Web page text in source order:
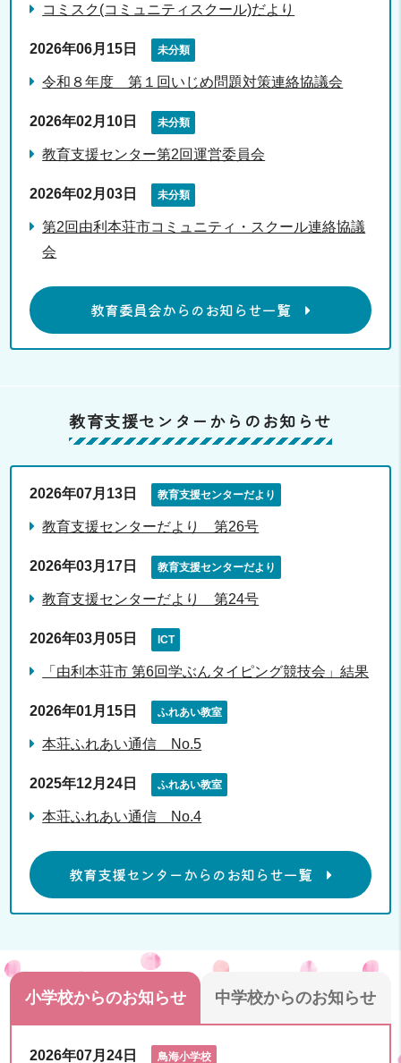
コミスク(コミュニティスクール)だより
2026年06月15日 未分類
令和８年度 第１回いじめ問題対策連絡協議会
2026年02月10日 未分類
教育支援センター第2回運営委員会
2026年02月03日 未分類
第2回由利本荘市コミュニティ・スクール連絡協議
会
教育委員会からのお知らせ一覧
教育支援センターからのお知らせ
2026年07月13日 教育支援センターだより
教育支援センターだより 第26号
2026年03月17日 教育支援センターだより
教育支援センターだより 第24号
2026年03月05日 ICT
「由利本荘市 第6回学ぶんタイピング競技会」結果
2026年01月15日 ふれあい教室
本荘ふれあい通信 No.5
2025年12月24日 ふれあい教室
本荘ふれあい通信 No.4
教育支援センターからのお知らせ一覧
小学校からのお知らせ 中学校からのお知らせ
2026年07月24日 鳥海小学校